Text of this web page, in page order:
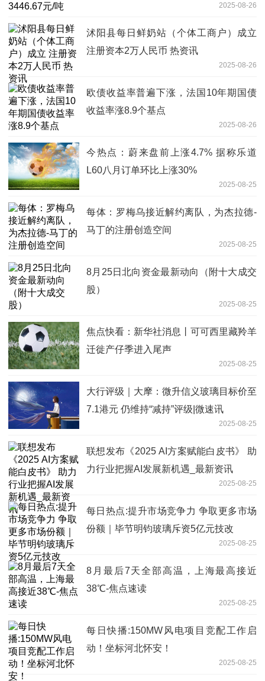
2025-08-26
沭阳县每日鲜奶站（个体工商户）成立
注册资本2万人民币 热资讯
2025-08-26
欧债收益率普遍下涨，法国10年期国债
收益率涨8.9个基点
2025-08-26
今热点：蔚来盘前上涨4.7% 据称乐道
L60八月订单环比上涨30%
2025-08-25
每体：罗梅乌接近解约离队，为杰拉德-
马丁的注册创造空间
2025-08-25
8月25日北向资金最新动向（附十大成交
股）
2025-08-25
焦点快看：新华社消息丨可可西里藏羚羊
迁徙产仔季进入尾声
2025-08-25
大行评级｜大摩：微升信义玻璃目标价至
7.1港元 仍维持“减持”评级|微速讯
2025-08-25
联想发布《2025 AI方案赋能白皮书》 助
力行业把握AI发展新机遇_最新资讯
2025-08-25
每日热点:提升市场竞争力 争取更多市场
份额｜毕节明钧玻璃斥资5亿元技改
2025-08-25
8月最后7天全部高温，上海最高接近
38℃-焦点速读
2025-08-25
每日快播:150MW风电项目竞配工作启
动！坐标河北怀安！
2025-08-25